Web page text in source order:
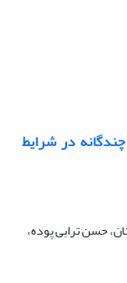
در شرایط
حسن ترابی پوده،